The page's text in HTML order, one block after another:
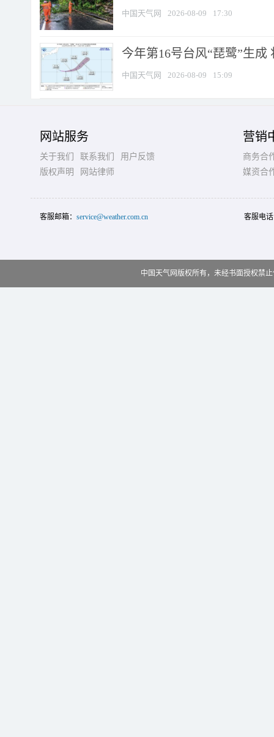
中国天气网 2026-08-09 17:30
今年第16号台风“琵鹭”生
中国天气网 2026-08-09 15:09
网站服务
关于我们 联系我们
用户反馈
版权声明
网站律师
营销
商务合
媒资合
客服邮箱： service@weather.com.cn 客服电
中国天气网版权所有，未经书面授权